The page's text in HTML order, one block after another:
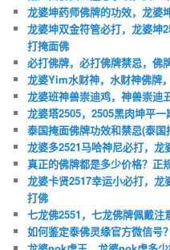
龙婆坤药师佛牌的功效，龙婆
龙婆坤双金符管必打，龙婆坤
打掩面佛
必打佛牌，必打佛牌禁忌，佛
龙婆Yim水财神，水财神佛牌
龙婆班神兽崇迪鸡，神兽崇迪
龙婆塔2505，2505黑肉坤平
泰国掩面佛牌功效和禁忌(泰
龙婆多2521马哈神尼必打，龙
真正的佛牌都是多少价格？正
龙婆卡贤2517幸运小必打，龙
打佛
七龙佛2551，七龙佛牌佩戴
如何鉴定泰佛灵缘官方微信号？